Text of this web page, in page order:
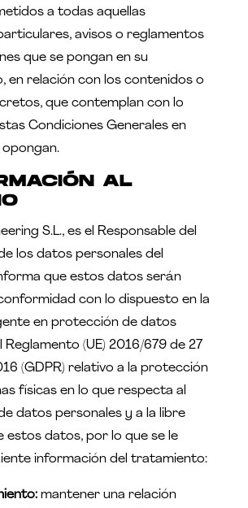
a todas aquellas
avisos o reglamentos
que se pongan en su
en relación con los contenidos o
que contemplan con lo
Condiciones Generales en
AL
S.L., es el Responsable del
los datos personales del
que estos datos serán
con lo dispuesto en la
en protección de datos
Reglamento (UE) 2016/679 de 27
(GDPR) relativo a la protección
físicas en lo que respecta al
datos personales y a la libre
estos datos, por lo que se le
información del tratamiento:
mantener una relación